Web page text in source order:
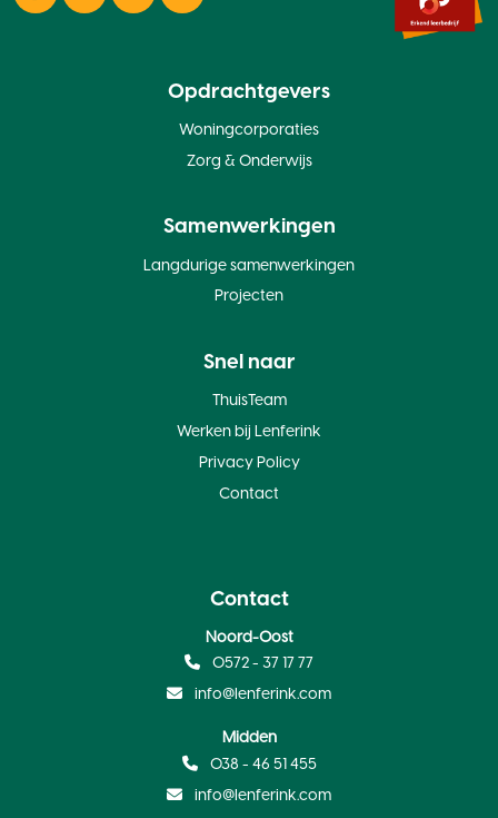
Opdrachtgevers
Woningcorporaties
Zorg & Onderwijs
Samenwerkingen
Langdurige samenwerkingen
Projecten
Snel naar
ThuisTeam
Werken bij Lenferink
Privacy Policy
Contact
Contact
Noord-Oost
0572 - 37 17 77
info@lenferink.com
Midden
038 - 46 51 455
info@lenferink.com